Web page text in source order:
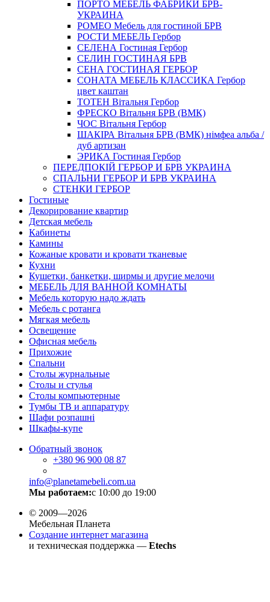
ПОРТО МЕБЕЛЬ ФАБРИКИ БРВ-
УКРАИНА
РОМЕО Мебель для гостиной БРВ
РОСТИ МЕБЕЛЬ Гербор
СЕЛЕНА Гостиная Гербор
СЕЛИН ГОСТИНАЯ БРВ
СЕНА ГОСТИНАЯ ГЕРБОР
СОНАТА МЕБЕЛЬ КЛАССИКА Гербор
цвет каштан
ТОТЕН Вітальня Гербор
ФРЕСКО Вітальня БРВ (ВМК)
ЧОС Вітальня Гербор
ШАКІРА Вітальня БРВ (ВМК) німфеа альба /
дуб артизан
ЭРИКА Гостиная Гербор
ПЕРЕДПОКІЙ ГЕРБОР И БРВ УКРАИНА
СПАЛЬНИ ГЕРБОР И БРВ УКРАИНА
СТЕНКИ ГЕРБОР
Гостиные
Декорирование квартир
Детская мебель
Кабинеты
Камины
Кожаные кровати и кровати тканевые
Кухни
Кушетки, банкетки, ширмы и другие мелочи
МЕБЕЛЬ ДЛЯ ВАННОЙ КОМНАТЫ
Мебель которую надо ждать
Мебель с ротанга
Мягкая мебель
Освещение
Офисная мебель
Прихожие
Спальни
Столы журнальные
Столы и стулья
Столы компьютерные
Тумбы ТВ и аппаратуру
Шафи розпашні
Шкафы-купе
Обратный звонок
+380 96 900 08 87
info@planetamebeli.com.ua
Мы работаем:с 10:00 до 19:00
© 2009—2026
Мебельная Планета
Создание интернет магазина
и техническая поддержка — Etechs